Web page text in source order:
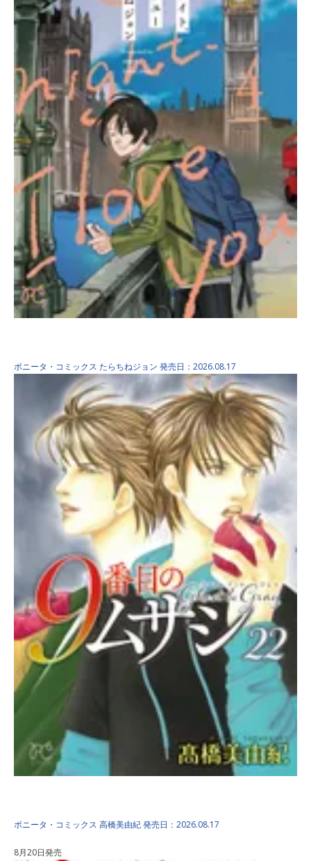
ボニータ・コミックス たらちねジョン 発売日：2026.08.17
ボニータ・コミックス 高橋美由紀発売日：2026.08.17
8月20日発売